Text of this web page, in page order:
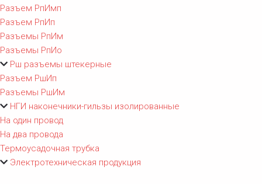
Разъем РпИмп
Разъем РпИп
Разъемы РпИм
Разъемы РпИо
Рш разъемы штекерные
Разъем РшИп
Разъемы РшИм
НГИ наконечники-гильзы изолированные
На один провод
На два провода
Термоусадочная трубка
Электротехническая продукция